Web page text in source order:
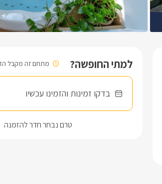
למתי החופשה? מתחם זה מקבל
בדקו זמינות והזמינו עכשיו
טרם נבחר חדר להזמנה